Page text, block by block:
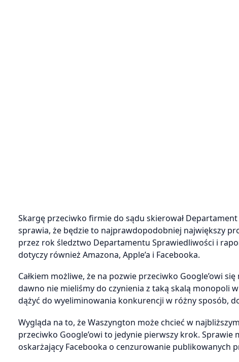
Skargę przeciwko firmie do sądu skierował Departament
sprawia, że będzie to najprawdopodobniej największy
przez rok śledztwo Departamentu Sprawiedliwości i
dotyczy również Amazona, Apple’a i Facebooka.
Całkiem możliwe, że na pozwie przeciwko Google’owi
dawno nie mieliśmy do czynienia z taką skalą monopoli
dążyć do wyeliminowania konkurencji w różny sposób,
Wygląda na to, że Waszyngton może chcieć w
przeciwko Google’owi to jedynie pierwszy krok. Sprawie
oskarżający Facebooka o cenzurowanie publikowanych